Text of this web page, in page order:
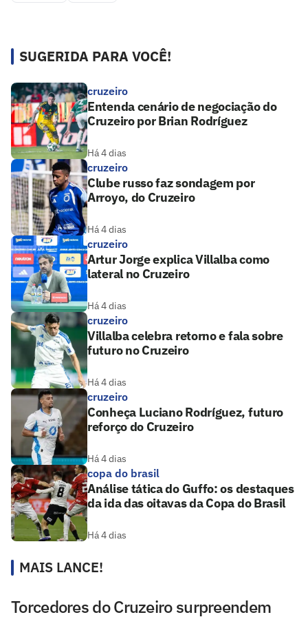
SUGERIDA PARA VOCÊ!
cruzeiro
Entenda cenário de negociação do
Cruzeiro por Brian Rodríguez
Há 4 dias
cruzeiro
Clube russo faz sondagem por
Arroyo, do Cruzeiro
Há 4 dias
cruzeiro
Artur Jorge explica Villalba como
lateral no Cruzeiro
Há 4 dias
cruzeiro
Villalba celebra retorno e fala sobre
futuro no Cruzeiro
Há 4 dias
cruzeiro
Conheça Luciano Rodríguez, futuro
reforço do Cruzeiro
Há 4 dias
copa do brasil
Análise tática do Guffo: os destaques
da ida das oitavas da Copa do Brasil
Há 4 dias
MAIS LANCE!
Torcedores do Cruzeiro surpreendem